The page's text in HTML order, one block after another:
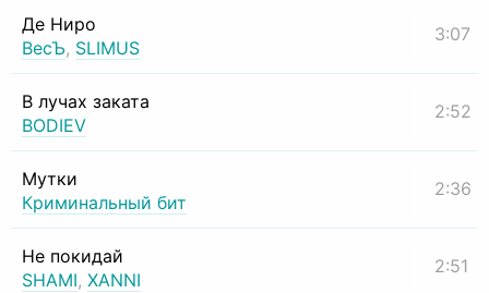
Де Ниро
ВесЪ, SLIMUS
3:07
В лучах заката
BODIEV
2:52
Мутки
Криминальный бит
2:36
Не покидай
SHAMI, XANNI
2:51